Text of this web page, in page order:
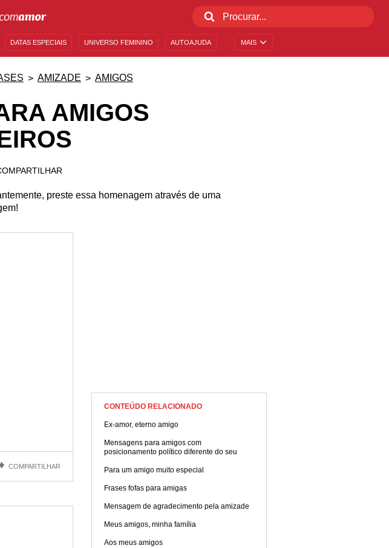
MAIS
DATAS ESPECIAIS UNIVERSO FEMININO AUTOAJUDA
AMIZADE AMIGOS
AMIGOS
preste essa homenagem através de uma
COMPARTILHAR
CONTEÚDO RELACIONADO
Ex-amor, eterno amigo
Mensagens para amigos com
posicionamento político diferente do seu
Para um amigo muito especial
Frases fofas para amigas
Mensagem de agradecimento pela amizade
Meus amigos, minha família
Aos meus amigos